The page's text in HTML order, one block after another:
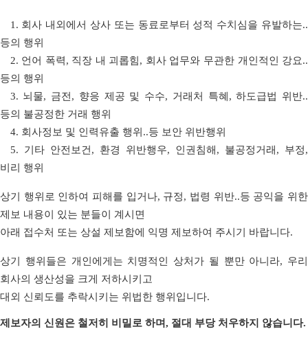
1. 회사 내외에서 상사 또는 동료로부터 성적 수치심을 유발하는..
등의 행위
2. 언어 폭력, 직장 내 괴롭힘, 회사 업무와 무관한 개인적인 강요..
등의 행위
3. 뇌물, 금전 , 향응 제공 및 수수, 거래처 특혜 ,하도급법 위반..
등의 불공정한 거래 행위
4. 회사정보 및 인력유출 행위 ..등 보안 위반행위
5. 기타 안전보건, 환경 위반행우, 인권침해 , 불공정거래 , 부정,
비리 행위
상기 행위로 인하여 피해를 입거나, 규정, 법령 위반..등 공익을 위한
제보 내용이 있는 분들이 계시면
아래 접수처 또는 상설 제보함에 익명 제보하여 주시기 바랍니다.
상기 행위들은 개인에게는 치명적인 상처가 될 뿐만 아니라, 우리
회사의 생산성을 크게 저하시키고
대외 신뢰도를 추락시키는 위법한 행위입니다.
제보자의 신원은 철저히 비밀로 하며, 절대 부당 처우하지 않습니다.